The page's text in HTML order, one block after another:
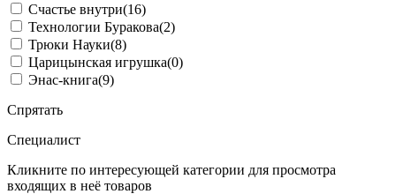
Счастье внутри(16)
Технологии Буракова(2)
Трюки Науки(8)
Царицынская игрушка(0)
Энас-книга(9)
Спрятать
Специалист
Кликните по интересующей категории для просмотра
входящих в неё товаров